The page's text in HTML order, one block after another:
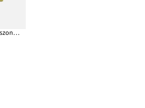
Rövid ujjú ing szellős lenvászon keverékből, Loose Fit